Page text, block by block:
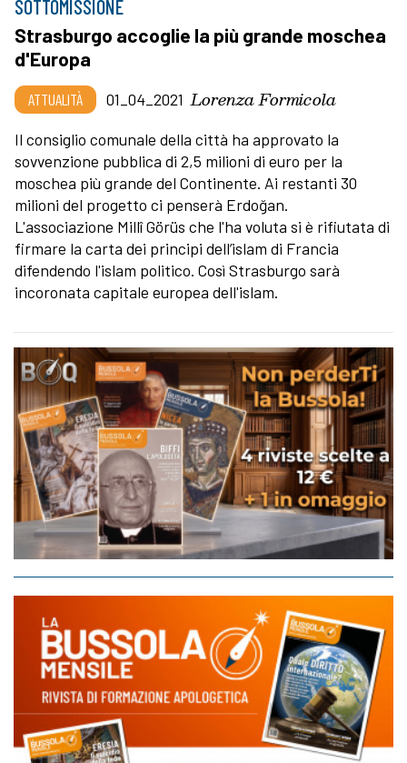
SOTTOMISSIONE
Strasburgo accoglie la più grande moschea
d'Europa
ATTUALITÀ 01_04_2021 Lorenza Formicola
Il consiglio comunale della città ha approvato la
sovvenzione pubblica di 2,5 milioni di euro per la
moschea più grande del Continente. Ai restanti 30
milioni del progetto ci penserà Erdoğan.
L'associazione Millî Görüs che l'ha voluta si è rifiutata di
firmare la carta dei principi dell’islam di Francia
difendendo l'islam politico. Così Strasburgo sarà
incoronata capitale europea dell'islam.